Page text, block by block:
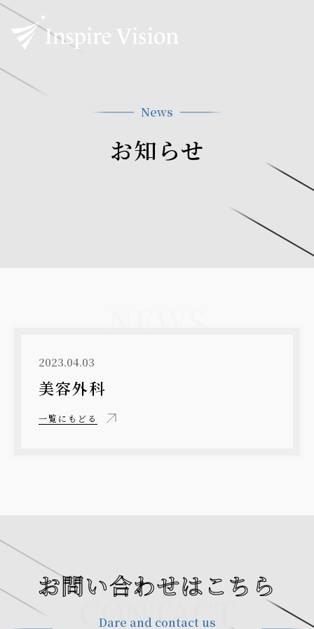
News
お知らせ
2023.04.03
美容外科
一覧にもどる
CONTACT
お問い合わせはこちら
Dare and contact us